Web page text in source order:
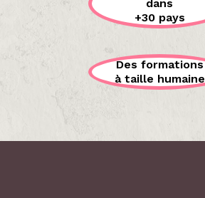
dans
+30 pays
Des formations
à taille humaine